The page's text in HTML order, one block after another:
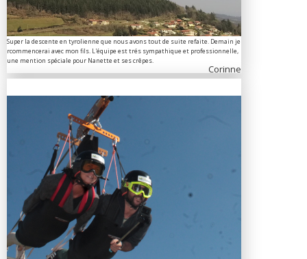
Super la descente en tyrolienne que nous avons tout de suite refaite. Demain je
rcommencerai avec mon fils. L'équipe est trés sympathique et professionnelle,
une mention spéciale pour Nanette et ses crêpes.
Corinne